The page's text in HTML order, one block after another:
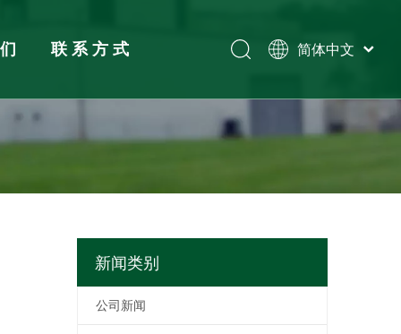
联系方式
简体中文
Español
Pусский
新闻类别
公司新闻